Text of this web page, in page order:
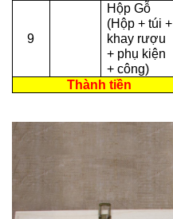
9
Hộp Gỗ
(Hộp + túi +
khay rượu
+ phụ kiện
+ công)
Thành tiền